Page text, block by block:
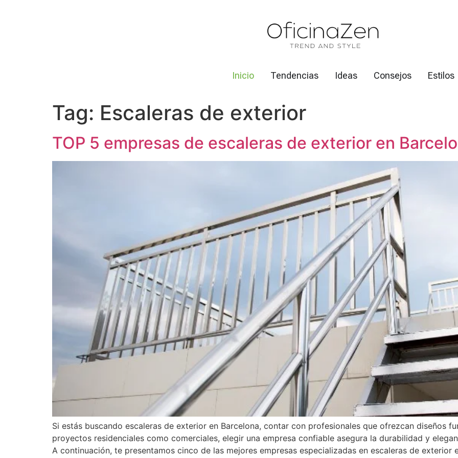
Inicio Tendencias Ideas Consejos Estilos
Tag: Escaleras de exterior
TOP 5 empresas de escaleras de exterior en
Si estás buscando escaleras de exterior en Barcelona, contar con profesionales que ofrezcan diseños
proyectos residenciales como comerciales, elegir una empresa confiable asegura la durabilidad y
A continuación, te presentamos cinco de las mejores empresas especializadas en escaleras de exterior